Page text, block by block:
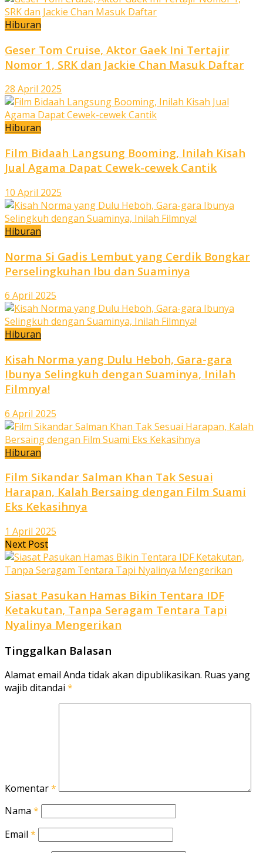
Hiburan
Geser Tom Cruise, Aktor Gaek Ini Tertajir
Nomor 1, SRK dan Jackie Chan Masuk Daftar
28 April 2025
Hiburan
Film Bidaah Langsung Booming, Inilah Kisah
Jual Agama Dapat Cewek-cewek Cantik
10 April 2025
Hiburan
Norma Si Gadis Lembut yang Cerdik Bongkar
Perselingkuhan Ibu dan Suaminya
6 April 2025
Hiburan
Kisah Norma yang Dulu Heboh, Gara-gara
Ibunya Selingkuh dengan Suaminya, Inilah
Filmnya!
6 April 2025
Hiburan
Film Sikandar Salman Khan Tak Sesuai
Harapan, Kalah Bersaing dengan Film Suami
Eks Kekasihnya
1 April 2025
Next Post
Siasat Pasukan Hamas Bikin Tentara IDF
Ketakutan, Tanpa Seragam Tentara Tapi
Nyalinya Mengerikan
Tinggalkan Balasan
Alamat email Anda tidak akan dipublikasikan. Ruas yang
wajib ditandai *
Komentar*
Nama *
Email *